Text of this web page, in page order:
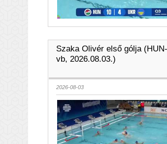
Szaka Olivér első gólja
vb, 2026.08.03.)
2026-08-03